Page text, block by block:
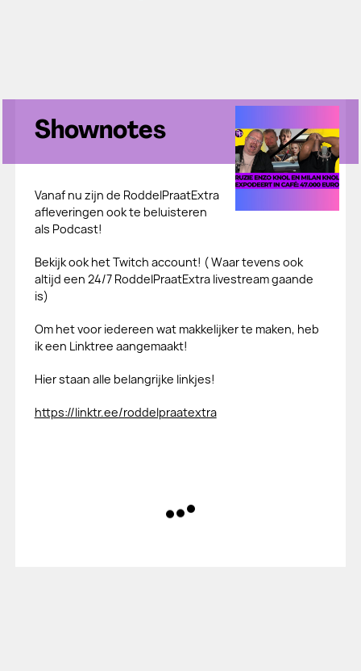
Shownotes
Vanaf nu zijn de RoddelPraatExtra
afleveringen ook te beluisteren
als Podcast!
Bekijk ook het Twitch account! ( Waar tevens ook
altijd een 24/7 RoddelPraatExtra livestream gaande
is)
Om het voor iedereen wat makkelijker te maken, heb
ik een Linktree aangemaakt!
Hier staan alle belangrijke linkjes!
⁠⁠⁠⁠⁠⁠⁠⁠⁠⁠⁠⁠⁠⁠https://linktr.ee/roddelpraatextra⁠⁠⁠⁠⁠⁠⁠⁠⁠